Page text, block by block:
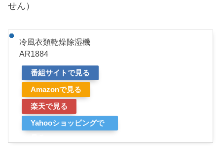
せん）
冷風衣類乾燥除湿機
AR1884
番組サイトで見る
Amazonで見る
楽天で見る
Yahooショッピングで